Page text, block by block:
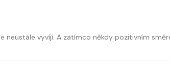
neustále vyvíjí. A zatímco někdy pozitivním